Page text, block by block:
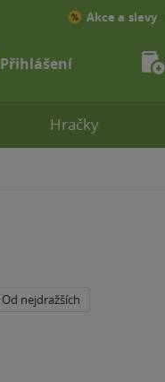
Od nejdražších
Hračky
Akce a slevy
Přihlášení